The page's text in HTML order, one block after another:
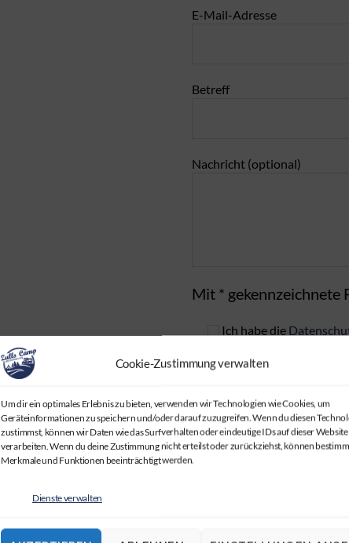
Cookie-Zustimmung verwalten
Um dir ein optimales Erlebnis zu bieten, verwenden wir Technologien wie Cookies, um
Geräteinformationen zu speichern und/oder darauf zuzugreifen. Wenn du diesen
zustimmst, können wir Daten wie das Surfverhalten oder eindeutige IDs auf dieser Website
verarbeiten. Wenn du deine Zustimmung nicht erteilst oder zurückziehst, können
Merkmale und Funktionen beeinträchtigt werden.
Dienste verwalten
E-Mail-Adresse
Betreff
Nachricht (optional)
Mit * gekennzeichnete
Ich habe die
stimme zu, dass meine
meines Anliegens
B
i
t